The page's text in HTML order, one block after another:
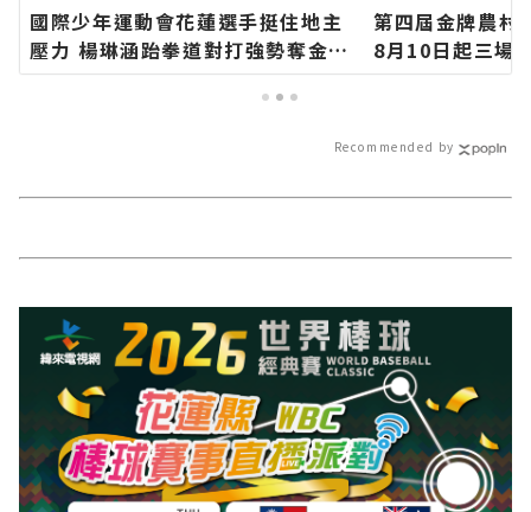
國際少年運動會花蓮選手挺住地主
壓力 楊琳涵跆拳道對打強勢奪金∣
花蓮新聞網官方網站各類新聞－最
快速的今日新聞報導 最新的在地資
第四屆金牌農村
8月10日起三場
現農村特色∣花
Recommended by